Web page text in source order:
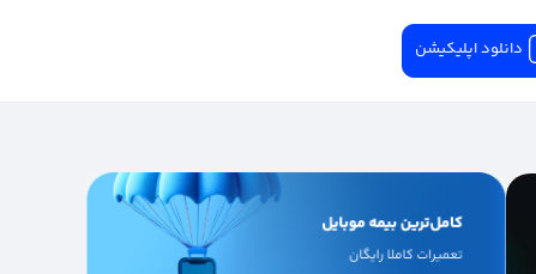
دانلود اپلیکیشن